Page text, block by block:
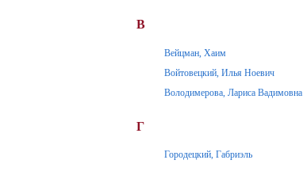
В
Вейцман, Хаим
Войтовецкий, Илья Ноевич
Володимерова, Лариса Вадимовна
Г
Городецкий, Габриэль